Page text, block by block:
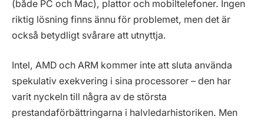
(både PC och Mac), plattor och mobiltelefoner. Ingen
riktig lösning finns ännu för problemet, men det är
också betydligt svårare att utnyttja.
Intel, AMD och ARM kommer inte att sluta använda
spekulativ exekvering i sina processorer – den har
varit nyckeln till några av de största
prestandaförbättringarna i halvledarhistoriken. Men